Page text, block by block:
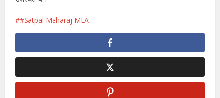
#Satpal Maharaj MLA